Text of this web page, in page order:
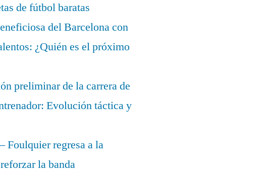
de fútbol baratas
del Barcelona con
¿Quién es el próximo
preliminar de la carrera de
Evolución táctica y
Foulquier regresa a la
la banda